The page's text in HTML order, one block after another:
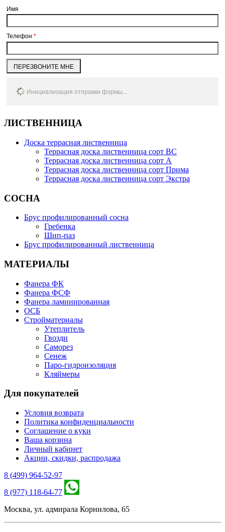
Имя
Телефон *
ПЕРЕЗВОНИТЕ МНЕ
Инициализация отправки формы...
ЛИСТВЕННИЦА
Доска террасная лиственница
Террасная доска лиственница сорт BC
Террасная доска лиственница сорт А
Террасная доска лиственница сорт Прима
Террасная доска лиственница сорт Экстра
СОСНА
Брус профилированный сосна
Гребенка
Шип-паз
Брус профилированный лиственница
МАТЕРИАЛЫ
Фанера ФК
Фанера ФСФ
Фанера ламинированная
ОСБ
Стройматериалы
Утеплитель
Гвозди
Саморез
Сенеж
Паро-гидроизоляция
Кляймеры
Для покупателей
Условия возврата
Политика конфиденциальности
Соглашение о куки
Ваша корзина
Личный кабинет
Акции, скидки, распродажа
8 (499) 964-52-97
8 (977) 118-64-77
Москва, ул. адмирала Корнилова, 65